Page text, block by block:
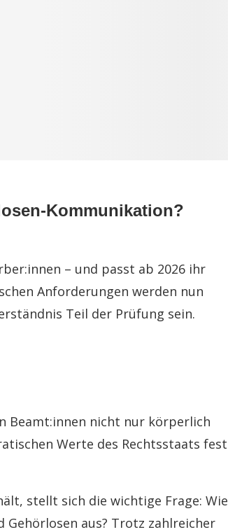
Kommunikation?
– und passt ab 2026 ihr
Anforderungen werden nun
Teil der Prüfung sein.
Beamt:innen nicht nur körperlich
Werte des Rechtsstaats fest
stellt sich die wichtige Frage: Wie
aus? Trotz zahlreicher